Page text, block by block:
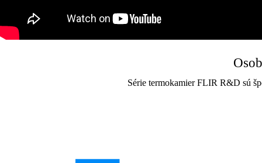
Série termokamier FLIR R&D sú